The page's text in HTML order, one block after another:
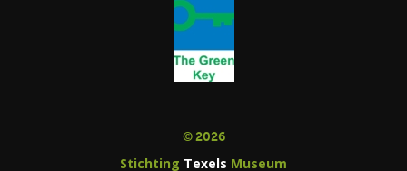
© 2026
Stichting Texels Museum